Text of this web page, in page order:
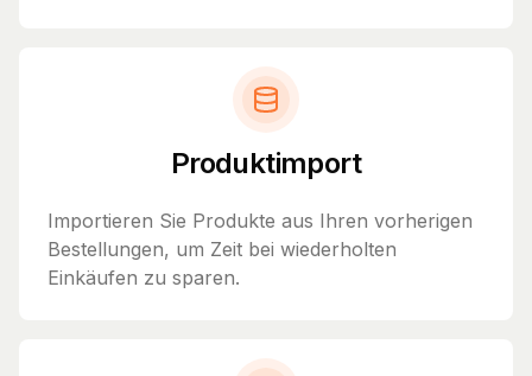
Produktimport
Importieren Sie Produkte aus Ihren vorherigen
Bestellungen, um Zeit bei wiederholten
Einkäufen zu sparen.